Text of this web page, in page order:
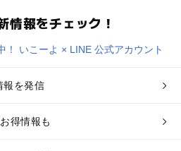
情報をチェック！
報を発信
得情報も